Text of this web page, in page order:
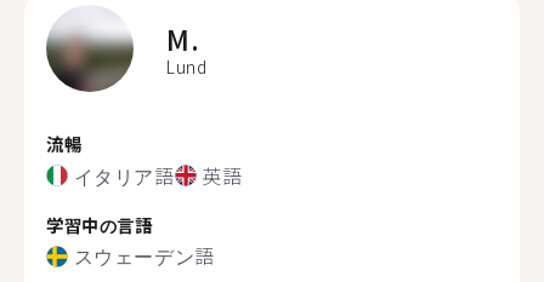
M.
Lund
流暢
イタリア語 英語
学習中の言語
スウェーデン語